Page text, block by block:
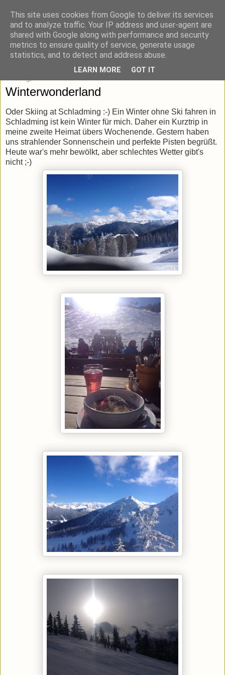
blick-punkt[e..]
Momentaufnahmen von unterwegs & daheim.
Winterwonderland
Oder Skiing at Schladming :-) Ein Winter ohne Ski fahren in
Schladming ist kein Winter für mich. Daher ein Kurztrip in
meine zweite Heimat übers Wochenende. Gestern haben
uns strahlender Sonnenschein und perfekte Pisten begrüßt.
Heute war's mehr bewölkt, aber schlechtes Wetter gibt's
nicht ;-)
This site uses cookies from Google to deliver its services
and to analyze traffic. Your IP address and user-agent are
shared with Google along with performance and security
metrics to ensure quality of service, generate usage
statistics, and to detect and address abuse.
LEARN MORE GOT IT